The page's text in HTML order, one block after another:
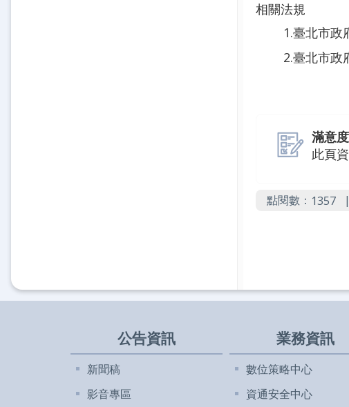
相關法規
1.臺北市政
2.臺北市政
滿意
此頁
點閱數： 1357
公告資訊
新聞稿
影音專區
業務資訊
數位策略中心
資通安全中心